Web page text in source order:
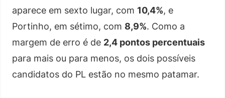
aparece em sexto lugar, com 10,4%, e
Portinho, em sétimo, com 8,9%. Como a
margem de erro é de 2,4 pontos percentuais
para mais ou para menos, os dois possíveis
candidatos do PL estão no mesmo patamar.